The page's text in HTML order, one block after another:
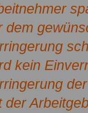
dem
kein
der